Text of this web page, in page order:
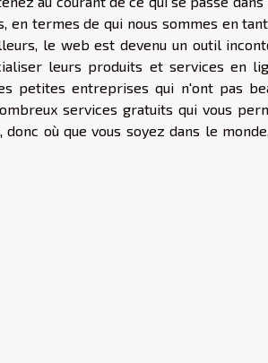
en termes de qui nous sommes en
le web est devenu un outil
leurs produits et services en
petites entreprises qui n'ont pas
services gratuits qui vous
où que vous soyez dans le